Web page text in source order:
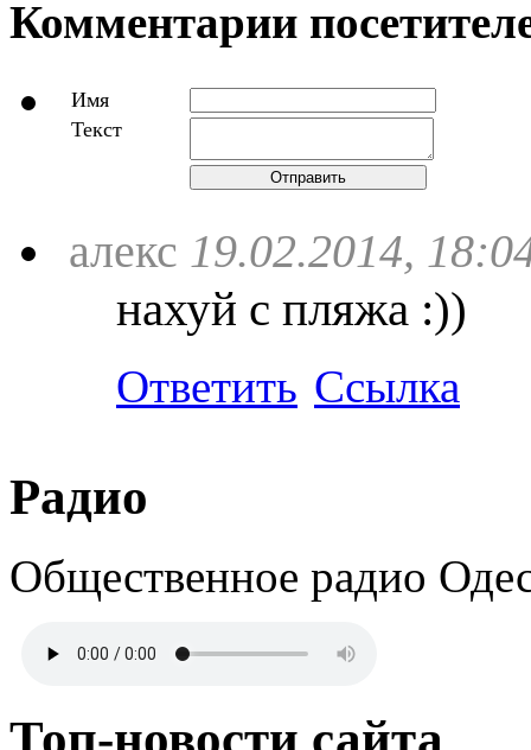
Комментарии
Имя
Текст
Отправить
алекс 19.02.2014,
нахуй с пляжа :))
Ответить Ссылка
Радио
Общественное радио